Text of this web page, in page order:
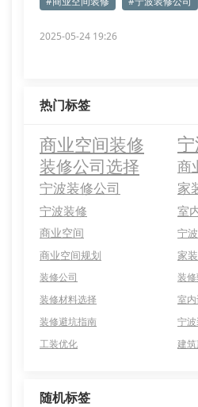
2025-05-24 19:26
热门标签
商业空间装修
装修公司选择 商
宁波装修公司 家
宁波装修 室
商业空间
宁
商业空间规划
家
装修公司
装
装修材料选择
室
装修避坑指南
宁
工装优化
建
随机标签